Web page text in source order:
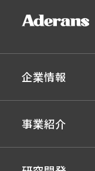
企業情報
事業紹介